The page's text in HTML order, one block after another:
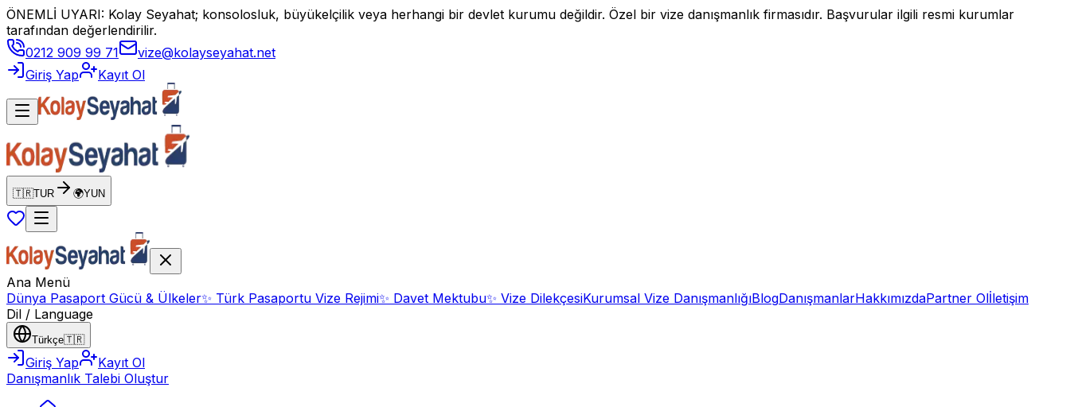
ÖNEMLİ UYARI: Kolay Seyahat; konsolosluk, büyükelçilik veya herhangi bir devlet kurumu değildir. Özel bir vize danışmanlık firmasıdır. Başvurular ilgili resmi kurumlar
tarafından değerlendirilir.
0212 909 99 71
vize@kolayseyahat.net
Giriş Yap
Kayıt Ol
🇹🇷TUR 🌍YUN
Ana Menü
Dünya Pasaport Gücü & Ülkeler✨ Türk Pasaportu Vize Rejimi✨ Davet Mektubu✨ Vize DilekçesiKurumsal Vize DanışmanlığıBlogDanışmanlarHakkımızdaPartner Olİletişim
Dil / Language
Türkçe🇹🇷
Giriş Yap
Kayıt Ol
Danışmanlık Talebi Oluştur